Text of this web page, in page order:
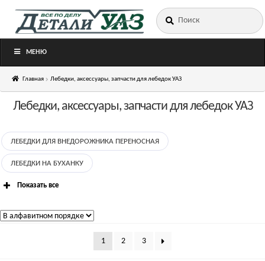
Перейти
Перейти
Искать:
МЕНЮ
Главная Лебедки, аксессуары, запчасти для лебедок УАЗ
Лебедки, аксессуары, запчасти для лебедок УАЗ
ЛЕБЕДКИ ДЛЯ ВНЕДОРОЖНИКА ПЕРЕНОСНАЯ
ЛЕБЕДКИ НА БУХАНКУ
Показать все
1 2 3